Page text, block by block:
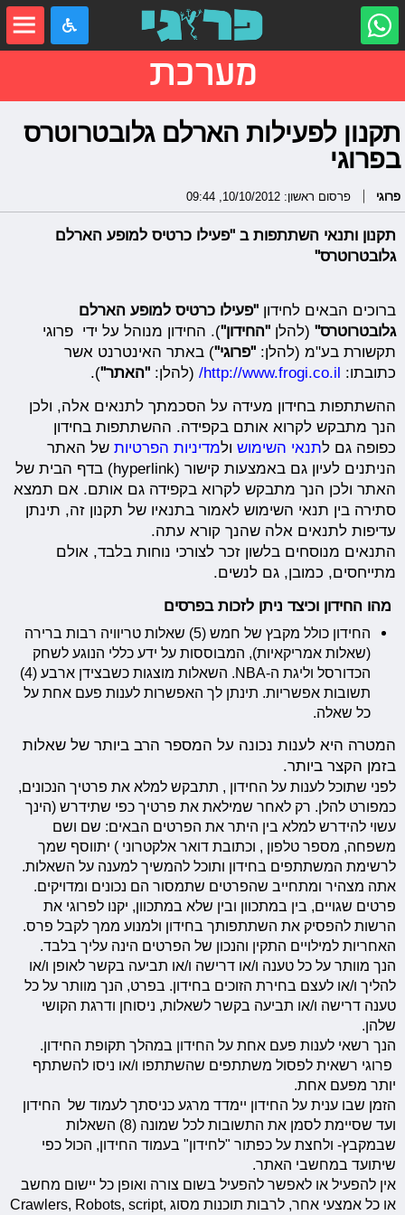
מערכת
תקנון לפעילות הארלם גלובטרוטרס
בפרוגי
פרוגי פרסום ראשון: 10/10/2012, 09:44
תקנון ותנאי השתתפות ב "פעילו כרטיס למופע הארלם
גלובטרוטרס"
ברוכים הבאים לחידון"פעילו כרטיס למופע הארלם
גלובטרוטרס" (להלן"החידון"). החידון מנוהל על ידי פרוגי
תקשורת בע"מ (להלן:"פרוגי") באתר האינטרנט אשר
כתובתו: http://www.frogi.co.il/ (להלן:"האתר").
ההשתתפות בחידון מעידה על הסכמתך לתנאים אלה, ולכן
הנך מתבקש לקרוא אותם בקפידה. ההשתתפות בחידון
כפופה גם לתנאי השימוש ולמדיניות הפרטיות של האתר
הניתנים לעיון גם באמצעות קישור (hyperlink) בדף הבית של
האתר ולכן הנך מתבקש לקרוא בקפידה גם אותם. אם תמצא
סתירה בין תנאי השימוש לאמור בתנאיו של תקנון זה, תינתן
עדיפות לתנאים אלה שהנך קורא עתה.
התנאים מנוסחים בלשון זכר לצורכי נוחות בלבד, אולם
מתייחסים, כמובן, גם לנשים.
מהו החידון וכיצד ניתן לזכות בפרסים
החידון כולל מקבץ של חמש (5) שאלות טריוויה רבות ברירה
(שאלות אמריקאיות), המבוססות על ידע כללי הנוגע לשחק
הכדורסל וליגת ה-NBA. השאלות מוצגות כשבצידן ארבע (4)
תשובות אפשריות. תינתן לך האפשרות לענות פעם אחת על
כל שאלה.
המטרה היא לענות נכונה על המספר הרב ביותר של שאלות
בזמן הקצר ביותר.
לפני שתוכל לענות על החידון , תתבקש למלא את פרטיך הנכונים,
כמפורט להלן. רק לאחר שמילאת את פרטיך כפי שתידרש (הינך
עשוי להידרש למלא בין היתר את הפרטים הבאים: שם ושם
משפחה, מספר טלפון , וכתובת דואר אלקטרוני ) יתווסף שמך
לרשימת המשתתפים בחידון ותוכל להמשיך למענה על השאלות.
אתה מצהיר ומתחייב שהפרטים שתמסור הם נכונים ומדויקים.
פרטים שגויים, בין במתכוון ובין שלא במתכוון, יקנו לפרוגי את
הרשות להפסיק את השתתפותך בחידון ולמנוע ממך לקבל פרס.
האחריות למילויים התקין והנכון של הפרטים הינה עליך בלבד.
הנך מוותר על כל טענה ו/או דרישה ו/או תביעה בקשר לאופן ו/או
להליך ו/או לעצם בחירת הזוכים בחידון. בפרט, הנך מוותר על כל
טענה דרישה ו/או תביעה בקשר לשאלות, ניסוחן ודרגת הקושי
שלהן.
הנך רשאי לענות פעם אחת על החידון במהלך תקופת החידון.
פרוגי רשאית לפסול משתתפים שהשתתפו ו/או ניסו להשתתף
יותר מפעם אחת.
הזמן שבו ענית על החידון יימדד מרגע כניסתך לעמוד של החידון
ועד שסיימת לסמן את התשובות לכל שמונה (8) השאלות
שבמקבץ- ולחצת על כפתור "לחידון" בעמוד החידון, הכול כפי
שיתועד במחשבי האתר.
אין להפעיל או לאפשר להפעיל בשום צורה ואופן כל יישום מחשב
או כל אמצעי אחר, לרבות תוכנות מסוג Crawlers, Robots, script,